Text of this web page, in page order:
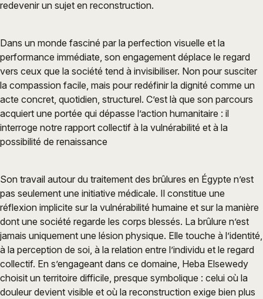
redevenir un sujet en reconstruction.
Dans un monde fasciné par la perfection visuelle et la
performance immédiate, son engagement déplace le regard
vers ceux que la société tend à invisibiliser. Non pour susciter
la compassion facile, mais pour redéfinir la dignité comme un
acte concret, quotidien, structurel. C’est là que son parcours
acquiert une portée qui dépasse l’action humanitaire : il
interroge notre rapport collectif à la vulnérabilité et à la
possibilité de renaissance
Son travail autour du traitement des brûlures en Égypte n’est
pas seulement une initiative médicale. Il constitue une
réflexion implicite sur la vulnérabilité humaine et sur la manière
dont une société regarde les corps blessés. La brûlure n’est
jamais uniquement une lésion physique. Elle touche à l’identité,
à la perception de soi, à la relation entre l’individu et le regard
collectif. En s’engageant dans ce domaine, Heba Elsewedy
choisit un territoire difficile, presque symbolique : celui où la
douleur devient visible et où la reconstruction exige bien plus